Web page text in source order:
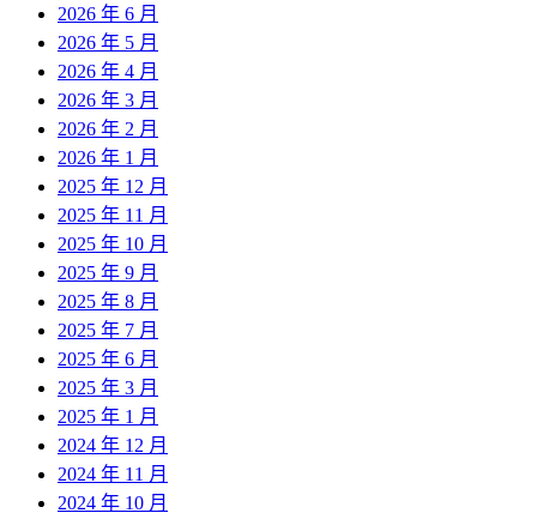
2026 年 6 月
2026 年 5 月
2026 年 4 月
2026 年 3 月
2026 年 2 月
2026 年 1 月
2025 年 12 月
2025 年 11 月
2025 年 10 月
2025 年 9 月
2025 年 8 月
2025 年 7 月
2025 年 6 月
2025 年 3 月
2025 年 1 月
2024 年 12 月
2024 年 11 月
2024 年 10 月